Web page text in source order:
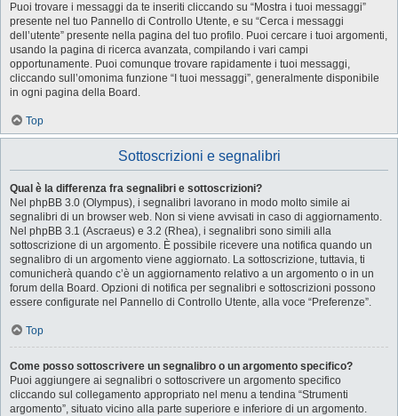
Puoi trovare i messaggi da te inseriti cliccando su “Mostra i tuoi messaggi”
presente nel tuo Pannello di Controllo Utente, e su “Cerca i messaggi
dell’utente” presente nella pagina del tuo profilo. Puoi cercare i tuoi argomenti,
usando la pagina di ricerca avanzata, compilando i vari campi
opportunamente. Puoi comunque trovare rapidamente i tuoi messaggi,
cliccando sull’omonima funzione “I tuoi messaggi”, generalmente disponibile
in ogni pagina della Board.
Top
Sottoscrizioni e segnalibri
Qual è la differenza fra segnalibri e sottoscrizioni?
Nel phpBB 3.0 (Olympus), i segnalibri lavorano in modo molto simile ai
segnalibri di un browser web. Non si viene avvisati in caso di aggiornamento.
Nel phpBB 3.1 (Ascraeus) e 3.2 (Rhea), i segnalibri sono simili alla
sottoscrizione di un argomento. È possibile ricevere una notifica quando un
segnalibro di un argomento viene aggiornato. La sottoscrizione, tuttavia, ti
comunicherà quando c’è un aggiornamento relativo a un argomento o in un
forum della Board. Opzioni di notifica per segnalibri e sottoscrizioni possono
essere configurate nel Pannello di Controllo Utente, alla voce “Preferenze”.
Top
Come posso sottoscrivere un segnalibro o un argomento specifico?
Puoi aggiungere ai segnalibri o sottoscrivere un argomento specifico
cliccando sul collegamento appropriato nel menu a tendina “Strumenti
argomento”, situato vicino alla parte superiore e inferiore di un argomento.